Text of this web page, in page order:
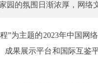
园的氛围日渐浓厚，网络
”为主题的2023年中国网
成果展示平台和国际互鉴